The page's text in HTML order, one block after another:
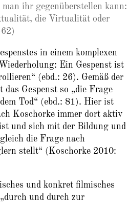
ihr gegenüberstellen kann:
die Virtualität oder
in einem komplexen
Ein Gespenst ist
(ebd.: 26). Gemäß der
Gespenst so „die Frage
Tod“ (ebd.: 81). Hier ist
Koschorke immer dort aktiv
und sich mit der Bildung und
die Frage nach
stellt“ (Koschorke 2010:
und konkret filmisches
und durch zur